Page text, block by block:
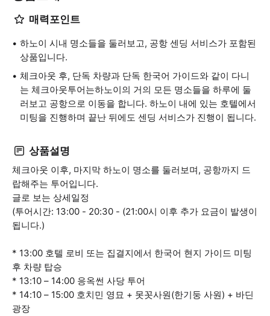
매력포인트
하노이 시내 명소들을 둘러보고, 공항 센딩 서비스가 포함된
상품입니다.
체크아웃 후, 단독 차량과 단독 한국어 가이드와 같이 다니
는 체크아웃투어는하노이의 거의 모든 명소들을 하루에 둘
러보고 공항으로 이동을 합니다. 하노이 내에 있는 호텔에서
미팅을 진행하며 끝난 뒤에도 센딩 서비스가 진행이 됩니다.
상품설명
체크아웃 이후, 마지막 하노이 명소를 둘러보며, 공항까지 드
랍해주는 투어입니다.
글로 보는 상세일정
(투어시간: 13:00 - 20:30 - (21:00시 이후 추가 요금이 발생이
됩니다.)
* 13:00 호텔 로비 또는 집결지에서 한국어 현지 가이드 미팅
후 차량 탑승
* 13:10 – 14:00 응옥썬 사당 투어
* 14:10 – 15:00 호치민 영묘 + 못꼿사원(한기둥 사원) + 바딘
광장